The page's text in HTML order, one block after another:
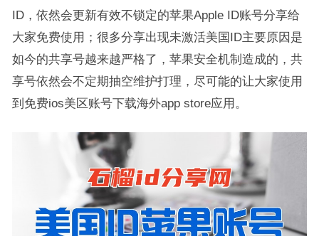
ID，依然会更新有效不锁定的苹果Apple ID账号分享给
大家免费使用；很多分享出现未激活美国ID主要原因是
如今的共享号越来越严格了，苹果安全机制造成的，共
享号依然会不定期抽空维护打理，尽可能的让大家使用
到免费ios美区账号下载海外app store应用。